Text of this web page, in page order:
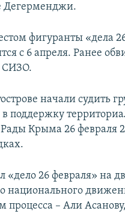
Дегерменджи.
фигуранты «дела
с 6 апреля. Ранее
СИЗО.
начали судить
поддержку
Крыма 26 февраля
«дело 26 февраля» на
национального
процесса – Али